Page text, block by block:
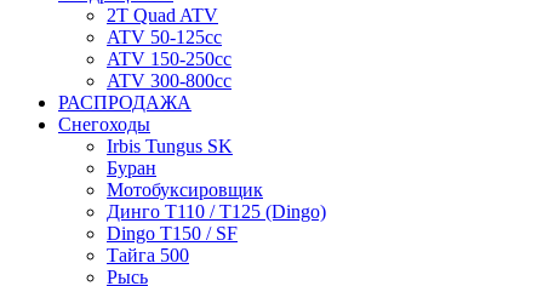
2T Quad ATV
ATV 50-125cc
ATV 150-250cc
ATV 300-800cc
РАСПРОДАЖА
Снегоходы
Irbis Tungus SK
Буран
Мотобуксировщик
Динго T110 / T125 (Dingo)
Dingo T150 / SF
Тайга 500
Рысь